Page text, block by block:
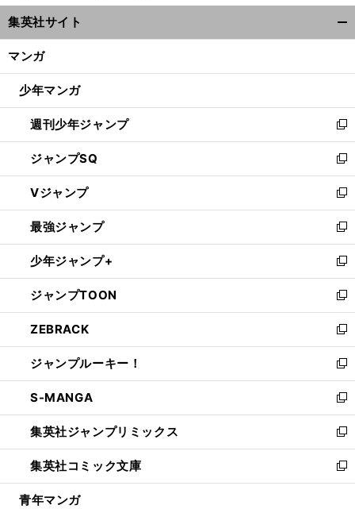
ウ
ィ
ン
ウ
開
く
集英社サイト
マンガ
少年マンガ
週刊少年ジャンプ
新
し
い
ウ
ィ
ン
ド
ウ
で
開
く
ジャンプSQ
新
し
い
ウ
ィ
ン
ド
ウ
で
開
く
Vジャンプ
新
し
い
ウ
ィ
ン
ド
ウ
で
開
く
最強ジャンプ
新
し
い
ウ
ィ
ン
ド
ウ
で
開
く
少年ジャンプ+
新
し
い
ウ
ィ
ン
ド
ウ
で
開
く
ジャンプTOON
新
し
い
ウ
ィ
ン
ド
ウ
で
開
く
ZEBRACK
新
し
い
ウ
ィ
ン
ド
ウ
で
開
ジャンプルーキー！
新
し
い
ウ
ィ
ン
ド
ウ
S-MANGA
新
し
い
ウ
ィ
ン
集英社ジャンプリミックス
新
し
い
ウ
集英社コミック文庫
新
し
青年マンガ